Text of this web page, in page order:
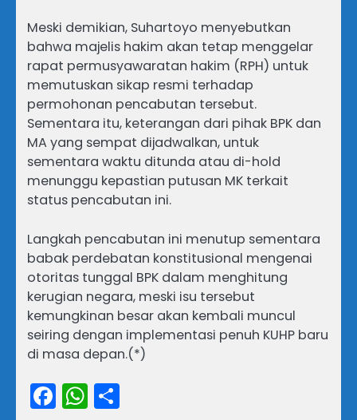
Meski demikian, Suhartoyo menyebutkan
bahwa majelis hakim akan tetap menggelar
rapat permusyawaratan hakim (RPH) untuk
memutuskan sikap resmi terhadap
permohonan pencabutan tersebut.
Sementara itu, keterangan dari pihak BPK dan
MA yang sempat dijadwalkan, untuk
sementara waktu ditunda atau di-hold
menunggu kepastian putusan MK terkait
status pencabutan ini.
Langkah pencabutan ini menutup sementara
babak perdebatan konstitusional mengenai
otoritas tunggal BPK dalam menghitung
kerugian negara, meski isu tersebut
kemungkinan besar akan kembali muncul
seiring dengan implementasi penuh KUHP baru
di masa depan.(*)
Facebook
WhatsApp